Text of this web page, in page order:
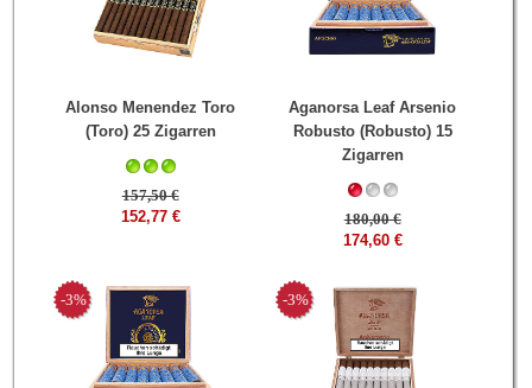
Alonso Menendez Toro
(Toro) 25 Zigarren
157,50 €
152,77 €
Aganorsa Leaf Arsenio
Robusto (Robusto) 15
Zigarren
180,00 €
174,60 €
-3% -3%